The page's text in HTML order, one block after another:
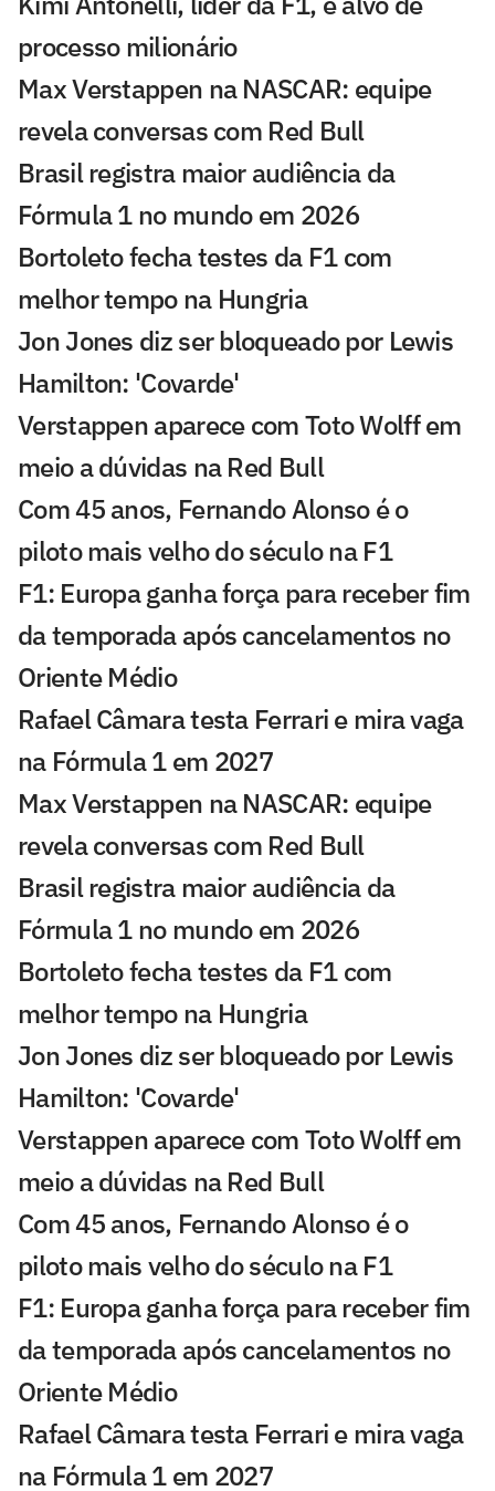
processo milionário
Max Verstappen na NASCAR: equipe
revela conversas com Red Bull
Brasil registra maior audiência da
Fórmula 1 no mundo em 2026
Bortoleto fecha testes da F1 com
melhor tempo na Hungria
Jon Jones diz ser bloqueado por Lewis
Hamilton: 'Covarde'
Verstappen aparece com Toto Wolff em
meio a dúvidas na Red Bull
Com 45 anos, Fernando Alonso é o
piloto mais velho do século na F1
F1: Europa ganha força para receber fim
da temporada após cancelamentos no
Oriente Médio
Rafael Câmara testa Ferrari e mira vaga
na Fórmula 1 em 2027
Max Verstappen na NASCAR: equipe
revela conversas com Red Bull
Brasil registra maior audiência da
Fórmula 1 no mundo em 2026
Bortoleto fecha testes da F1 com
melhor tempo na Hungria
Jon Jones diz ser bloqueado por Lewis
Hamilton: 'Covarde'
Verstappen aparece com Toto Wolff em
meio a dúvidas na Red Bull
Com 45 anos, Fernando Alonso é o
piloto mais velho do século na F1
F1: Europa ganha força para receber fim
da temporada após cancelamentos no
Oriente Médio
Rafael Câmara testa Ferrari e mira vaga
na Fórmula 1 em 2027